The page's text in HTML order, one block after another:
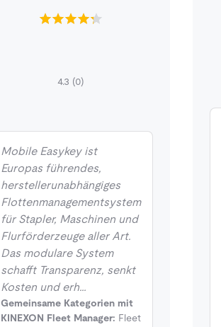
4.3 (0)
Mobile Easykey ist
Europas führendes,
herstellerunabhängiges
Flottenmanagementsystem
für Stapler, Maschinen und
Flurförderzeuge aller Art.
Das modulare System
schafft Transparenz, senkt
Kosten und erh…
Gemeinsame Kategorien mit
KINEXON Fleet Manager: Fleet